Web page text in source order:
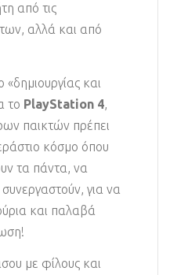
από τις
αλλά και από
και
το PlayStation 4,
παικτών πρέπει
κόσμο όπου
τα πάντα, να
για να
και παλαβά
με φίλους και